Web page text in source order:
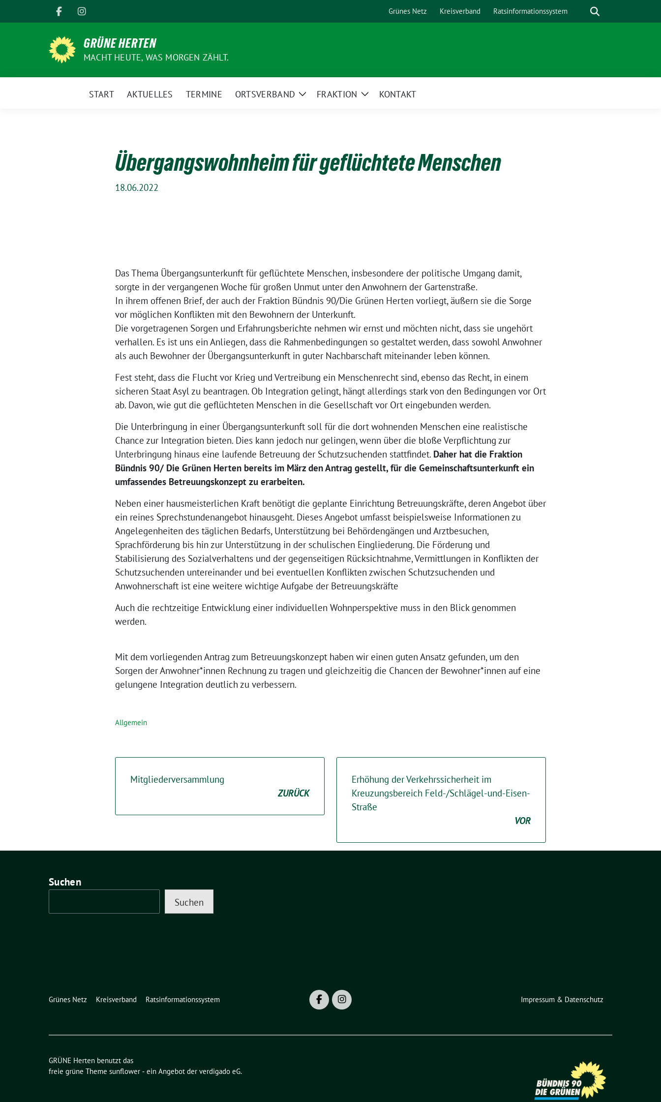
zum
Grünes Netz Kreisverband Ratsinformationssystem Suche
GRÜNE HERTEN
MACHT HEUTE, WAS MORGEN ZÄHLT.
START AKTUELLES TERMINE ORTSVERBAND
ZeigeFRAKTION
ZeigeKONTAKT
Übergangswohnheim für geflüchtete Menschen
18.06.2022
Das Thema Übergangsunterkunft für geflüchtete Menschen, insbesondere der politische Umgang damit,
sorgte in der vergangenen Woche für großen Unmut unter den Anwohnern der Gartenstraße.
In ihrem offenen Brief, der auch der Fraktion Bündnis 90/Die Grünen Herten vorliegt, äußern sie die Sorge
vor möglichen Konflikten mit den Bewohnern der Unterkunft.
Die vorgetragenen Sorgen und Erfahrungsberichte nehmen wir ernst und möchten nicht, dass sie ungehört
verhallen. Es ist uns ein Anliegen, dass die Rahmenbedingungen so gestaltet werden, dass sowohl Anwohner
als auch Bewohner der Übergangsunterkunft in guter Nachbarschaft miteinander leben können.
Fest steht, dass die Flucht vor Krieg und Vertreibung ein Menschenrecht sind, ebenso das Recht, in einem
sicheren Staat Asyl zu beantragen. Ob Integration gelingt, hängt allerdings stark von den Bedingungen vor Ort
ab. Davon, wie gut die geflüchteten Menschen in die Gesellschaft vor Ort eingebunden werden.
Die Unterbringung in einer Übergangsunterkunft soll für die dort wohnenden Menschen eine realistische
Chance zur Integration bieten. Dies kann jedoch nur gelingen, wenn über die bloße Verpflichtung zur
Unterbringung hinaus eine laufende Betreuung der Schutzsuchenden stattfindet. Daher hat die Fraktion
Bündnis 90/ Die Grünen Herten bereits im März den Antrag gestellt, für die Gemeinschaftsunterkunft ein
umfassendes Betreuungskonzept zu erarbeiten.
Neben einer hausmeisterlichen Kraft benötigt die geplante Einrichtung Betreuungskräfte, deren Angebot über
ein reines Sprechstundenangebot hinausgeht. Dieses Angebot umfasst beispielsweise Informationen zu
Angelegenheiten des täglichen Bedarfs, Unterstützung bei Behördengängen und Arztbesuchen,
Sprachförderung bis hin zur Unterstützung in der schulischen Eingliederung. Die Förderung und
Stabilisierung des Sozialverhaltens und der gegenseitigen Rücksichtnahme, Vermittlungen in Konflikten der
Schutzsuchenden untereinander und bei eventuellen Konflikten zwischen Schutzsuchenden und
Anwohnerschaft ist eine weitere wichtige Aufgabe der Betreuungskräfte
Auch die rechtzeitige Entwicklung einer individuellen Wohnperspektive muss in den Blick genommen
werden.
Mit dem vorliegenden Antrag zum Betreuungskonzept haben wir einen guten Ansatz gefunden, um den
Sorgen der Anwohner*innen Rechnung zu tragen und gleichzeitig die Chancen der Bewohner*innen auf eine
gelungene Integration deutlich zu verbessern.
Allgemein
Mitgliederversammlung
ZURÜCK
Erhöhung der Verkehrssicherheit im
Kreuzungsbereich Feld-/Schlägel-und-Eisen-
Straße
VOR
Suchen
Suchen
Grünes Netz Kreisverband Ratsinformationssystem Impressum & Datenschutz
GRÜNE Herten benutzt das
freie grüne Theme sunflower ‐ ein Angebot der verdigado eG.